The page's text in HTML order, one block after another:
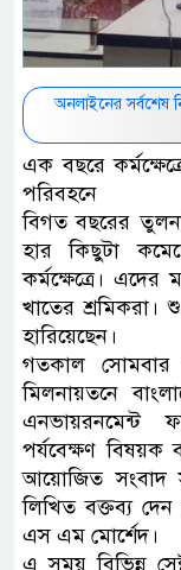
অনলাইনের
এক বছরে
পরিবহনে
বিগত বছরের
হার কিছুটা
কর্মক্ষেত্রে।
খাতের
হারিয়েছেন।
গতকাল সোমবার
মিলনায়তনে
এনভায়রনমেন্ট
পর্যবেক্ষণ বিষয়ক
আয়োজিত সংবাদ
লিখিত বক্তব্য
এস এম মোর্শেদ।
এ সময় বিভিন্ন